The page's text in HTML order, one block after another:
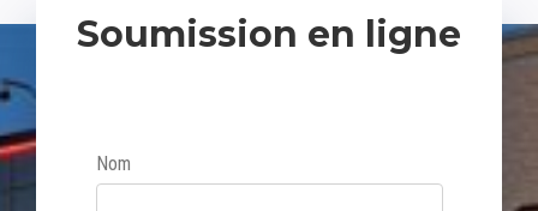
Soumission en ligne
Nom